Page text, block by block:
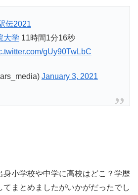
伝2021
大学 11時間1分16秒
gUy90TwLbC
January 3, 2021
身小学校や中学に高校はどこ？学歴
まとめましたがいかがだったでし